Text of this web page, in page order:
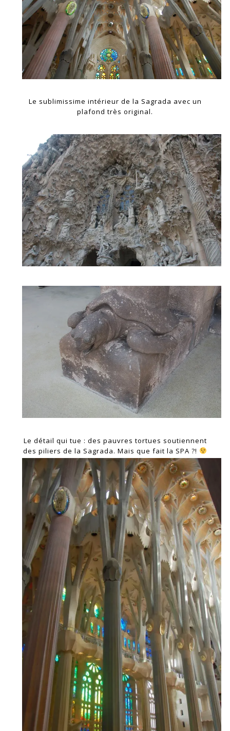
Le sublimissime intérieur de la Sagrada avec un
plafond très original.
Le détail qui tue : des pauvres tortues soutiennent
des piliers de la Sagrada. Mais que fait la SPA ?!